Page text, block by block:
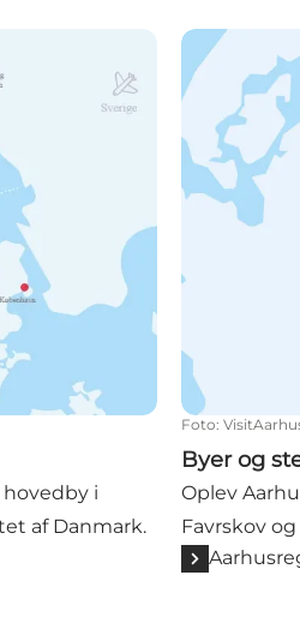
i
af Danmark.
Byer og
Foto:
Byer og
Oplev
Favrskov